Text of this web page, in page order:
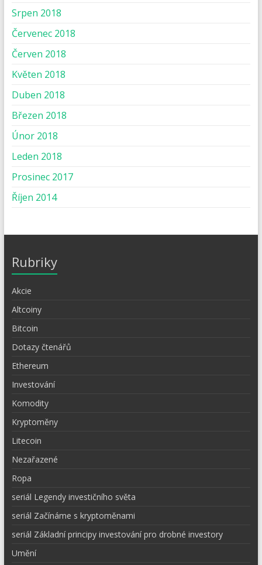
Srpen 2018
Červenec 2018
Červen 2018
Květen 2018
Duben 2018
Březen 2018
Únor 2018
Leden 2018
Prosinec 2017
Říjen 2014
Rubriky
Akcie
Altcoiny
Bitcoin
Dotazy čtenářů
Ethereum
Investování
Komodity
Kryptoměny
Litecoin
Nezařazené
Ropa
seriál Legendy investičního světa
seriál Začínáme s kryptoměnami
seriál Základní principy investování pro drobné investory
Umění